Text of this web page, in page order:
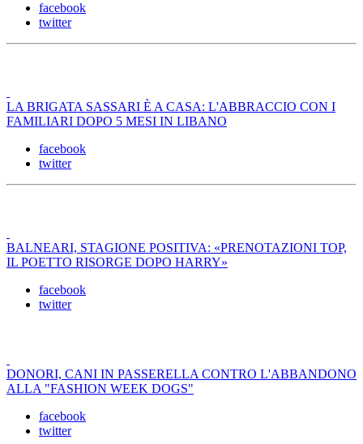
facebook
twitter
LA BRIGATA SASSARI È A CASA: L'ABBRACCIO CON I
FAMILIARI DOPO 5 MESI IN LIBANO
facebook
twitter
BALNEARI, STAGIONE POSITIVA: «PRENOTAZIONI TOP,
IL POETTO RISORGE DOPO HARRY»
facebook
twitter
DONORI, CANI IN PASSERELLA CONTRO L'ABBANDONO
ALLA "FASHION WEEK DOGS"
facebook
twitter